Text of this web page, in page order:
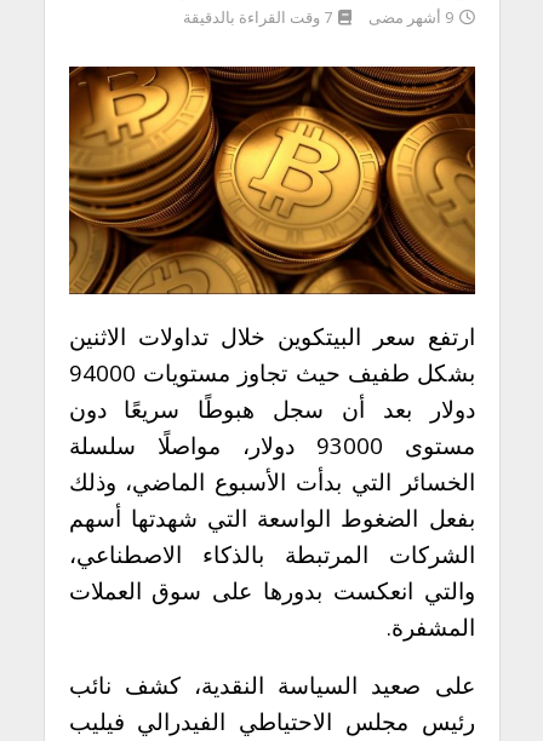
9 أشهر مضى 7 وقت القراءة بالدقيقة
ارتفع سعر البيتكوين خلال تداولات الاثنين
بشكل طفيف حيث تجاوز مستويات 94000
دولار بعد أن سجل هبوطًا سريعًا دون
مستوى 93000 دولار، مواصلًا سلسلة
الخسائر التي بدأت الأسبوع الماضي، وذلك
بفعل الضغوط الواسعة التي شهدتها أسهم
الشركات المرتبطة بالذكاء الاصطناعي،
والتي انعكست بدورها على سوق العملات
المشفرة.
على صعيد السياسة النقدية، كشف نائب
رئيس مجلس الاحتياطي الفيدرالي فيليب